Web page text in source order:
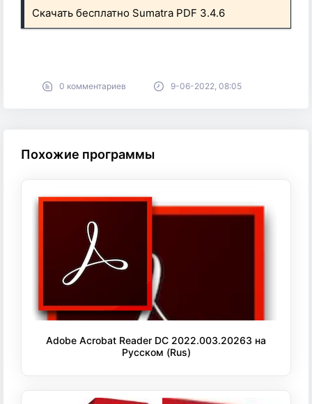
Скачать бесплатно Sumatra PDF 3.4.6
0 комментариев 9-06-2022, 08:05
Похожие программы
Adobe Acrobat Reader DC 2022.003.20263 на
Русском (Rus)